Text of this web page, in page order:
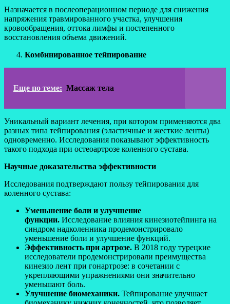
Назначается в послеоперационном периоде для снижения
напряжения травмированного участка, улучшения
кровообращения, оттока лимфы и постепенного
восстановления объема движений.
Комбинированное тейпирование
Еще по теме: Массаж тела
Уникальный вариант лечения, при котором применяются два
разных типа тейпирования (эластичные и жесткие ленты)
одновременно. Исследования показывают эффективность
такого подхода при остеоартрозе коленного сустава.
Научные доказательства эффективности
Исследования подтверждают пользу тейпирования для
коленного сустава:
Уменьшение боли и улучшение
функции. Исследование влияния кинезиотейпинга на
синдром надколенника продемонстрировало
уменьшение боли и улучшение функций.
Эффективность при артрозе. В 2018 году турецкие
исследователи продемонстрировали преимущества
кинезио лент при гонартрозе: в сочетании с
укрепляющими упражнениями они значительно
уменьшают боль.
Улучшение биомеханики. Тейпирование улучшает